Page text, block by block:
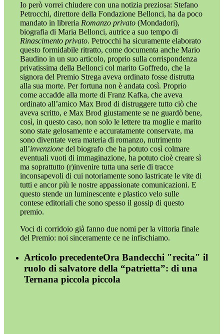
Io però vorrei chiudere con una notizia preziosa: Stefano
Petrocchi, direttore della Fondazione Bellonci, ha da poco
mandato in libreria Romanzo privato (Mondadori),
biografia di Maria Bellonci, autrice a suo tempo di
Rinascimento privato. Petrocchi ha sicuramente elaborato
questo formidabile ritratto, come documenta anche Mario
Baudino in un suo articolo, proprio sulla corrispondenza
privatissima della Bellonci col marito Goffredo, che la
signora del Premio Strega aveva ordinato fosse distrutta
alla sua morte. Per fortuna non è andata così. Proprio
come accadde alla morte di Franz Kafka, che aveva
ordinato all’amico Max Brod di distruggere tutto ciò che
aveva scritto, e Max Brod giustamente se ne guardò bene,
così, in questo caso, non solo le lettere tra moglie e marito
sono state gelosamente e accuratamente conservate, ma
sono diventate vera materia di romanzo, nutrimento
all’invenzione del biografo che ha potuto così colmare
eventuali vuoti di immaginazione, ha potuto cioè creare sì
ma soprattutto (r)invenire tutta una serie di tracce
inconsapevoli di cui notoriamente sono lastricate le vite di
tutti e ancor più le nostre appassionate comunicazioni. E
questo stende un luminescente e plastico velo sulle
contese editoriali che sono spesso il gossip di questo
premio.
Voci di corridoio già fanno due nomi per la vittoria finale
del Premio: noi sinceramente ce ne infischiamo.
Articolo precedenteOra Bandecchi "recita" il
ruolo di salvatore della “patrietta”: di una
Ternana piccola piccola